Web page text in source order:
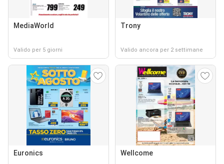
MediaWorld
Valido per 5 giorni
Trony
Valido ancora per 2 settimane
Euronics Wellcome